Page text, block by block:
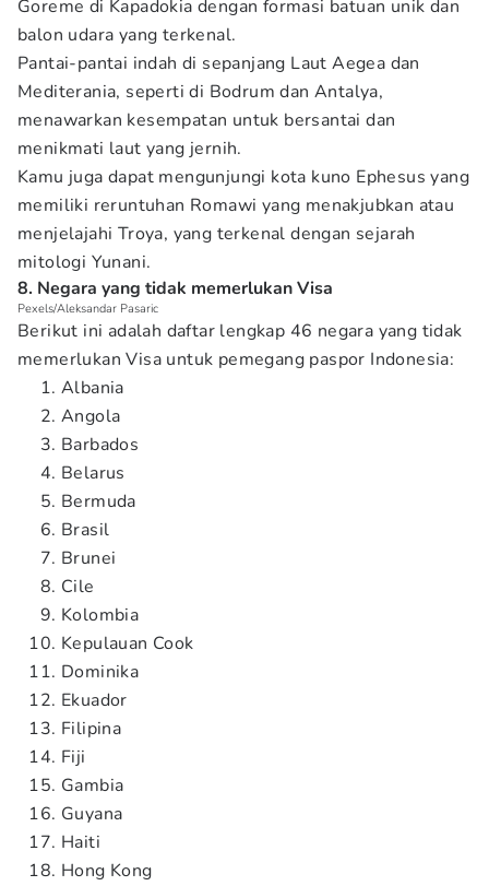
Goreme di Kapadokia dengan formasi batuan unik dan
balon udara yang terkenal.
Pantai-pantai indah di sepanjang Laut Aegea dan
Mediterania, seperti di Bodrum dan Antalya,
menawarkan kesempatan untuk bersantai dan
menikmati laut yang jernih.
Kamu juga dapat mengunjungi kota kuno Ephesus yang
memiliki reruntuhan Romawi yang menakjubkan atau
menjelajahi Troya, yang terkenal dengan sejarah
mitologi Yunani.
8. Negara yang tidak memerlukan Visa
Pexels/Aleksandar Pasaric
Berikut ini adalah daftar lengkap 46 negara yang tidak
memerlukan Visa untuk pemegang paspor Indonesia:
Albania
Angola
Barbados
Belarus
Bermuda
Brasil
Brunei
Cile
Kolombia
Kepulauan Cook
Dominika
Ekuador
Filipina
Fiji
Gambia
Guyana
Haiti
Hong Kong